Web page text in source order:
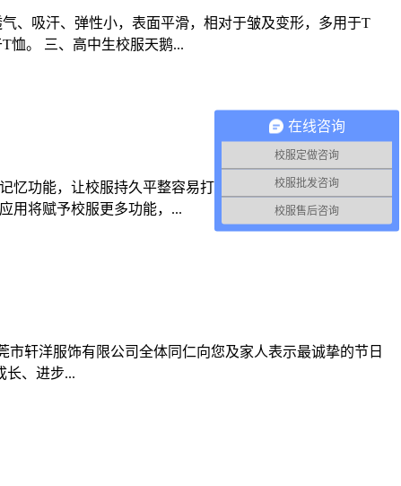
、吸汗、弹性小，表面平滑，相对于皱及变形，多用于T
恤。 三、高中生校服天鹅...
功能，让校服持久平整容易打理；抗菌除臭材料为学生提
用将赋予校服更多功能，...
轩洋服饰有限公司全体同仁向您及家人表示最诚挚的节日
长、进步...
在线咨询
校服定做咨询
校服批发咨询
校服售后咨询